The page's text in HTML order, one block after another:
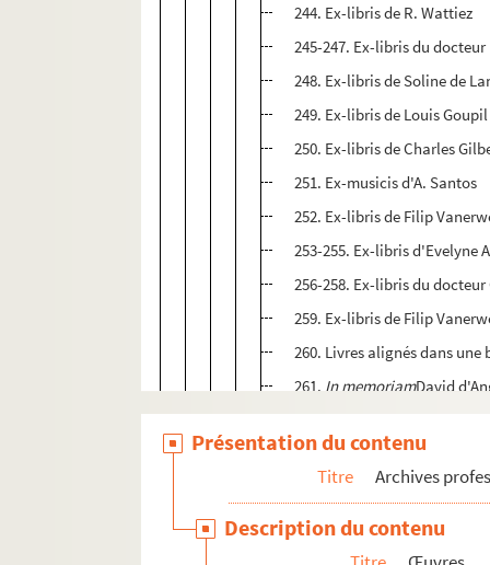
244. Ex-libris de R. Wattiez
245-247. Ex-libris du
248. Ex-libris de Soline de
249. Ex-libris de Louis
250. Ex-libris de Charles
251. Ex-musicis d'A. Santos
252. Ex-libris de Filip
253-255. Ex-libris d'Evelyne
256-258. Ex-libris du docteur
259. Ex-libris de Filip
260. Livres alignés dans
261. In memoriamDavid
263. Ex-libris de Michel
264. Ex-libris Ducamp
265. Ex-libris de Jocelyn
266-270. Ex-libris de
Présentation du contenu
Titre Archives
Description du contenu